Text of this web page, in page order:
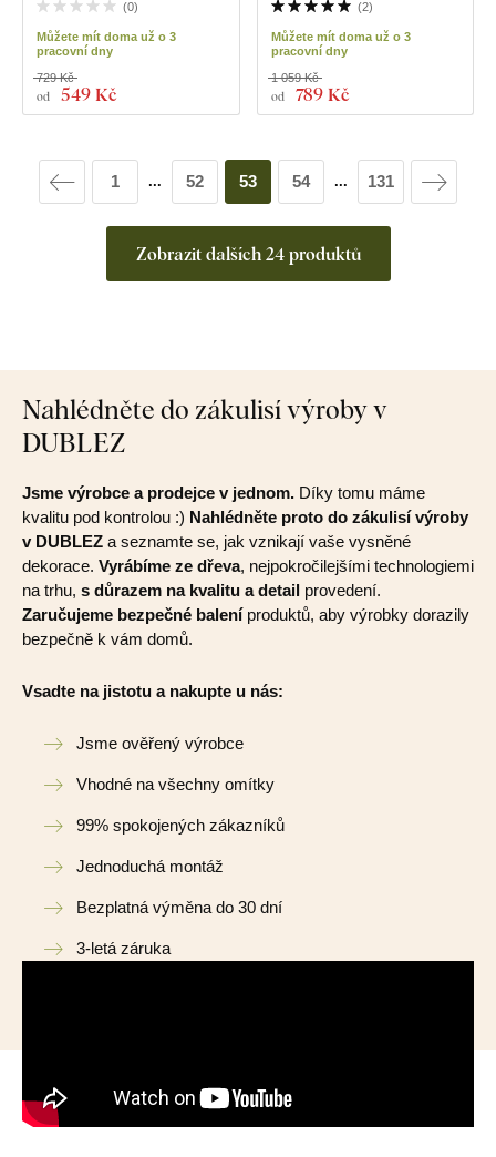
(0)
Můžete mít doma už o 3
pracovní dny
od 549 Kč
729 Kč
(2)
Můžete mít doma už o 3
pracovní dny
od 789 Kč
1 059 Kč
Zobrazit dalších 24 produktů
1 ... 52 53 54 ... 131
Nahlédněte do zákulisí výroby v
DUBLEZ
Jsme výrobce a prodejce v jednom. Díky tomu máme
kvalitu pod kontrolou :) Nahlédněte proto do zákulisí výroby
v DUBLEZ a seznamte se, jak vznikají vaše vysněné
dekorace. Vyrábíme ze dřeva, nejpokročilejšími technologiemi
na trhu, s důrazem na kvalitu a detail provedení.
Zaručujeme bezpečné baleníproduktů, aby výrobky dorazily
bezpečně k vám domů.
Vsadte na jistotu a nakupte u nás:
Jsme ověřený výrobce
Vhodné na všechny omítky
99% spokojených zákazníků
Jednoduchá montáž
Bezplatná výměna do 30 dní
3-letá záruka